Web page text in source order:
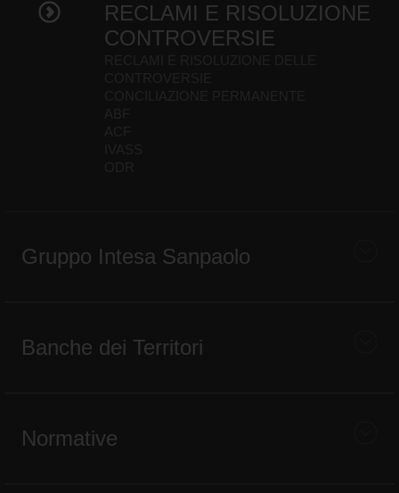
RECLAMI E RISOLUZIONE
CONTROVERSIE
Gruppo Intesa Sanpaolo
Banche dei Territori
Normative